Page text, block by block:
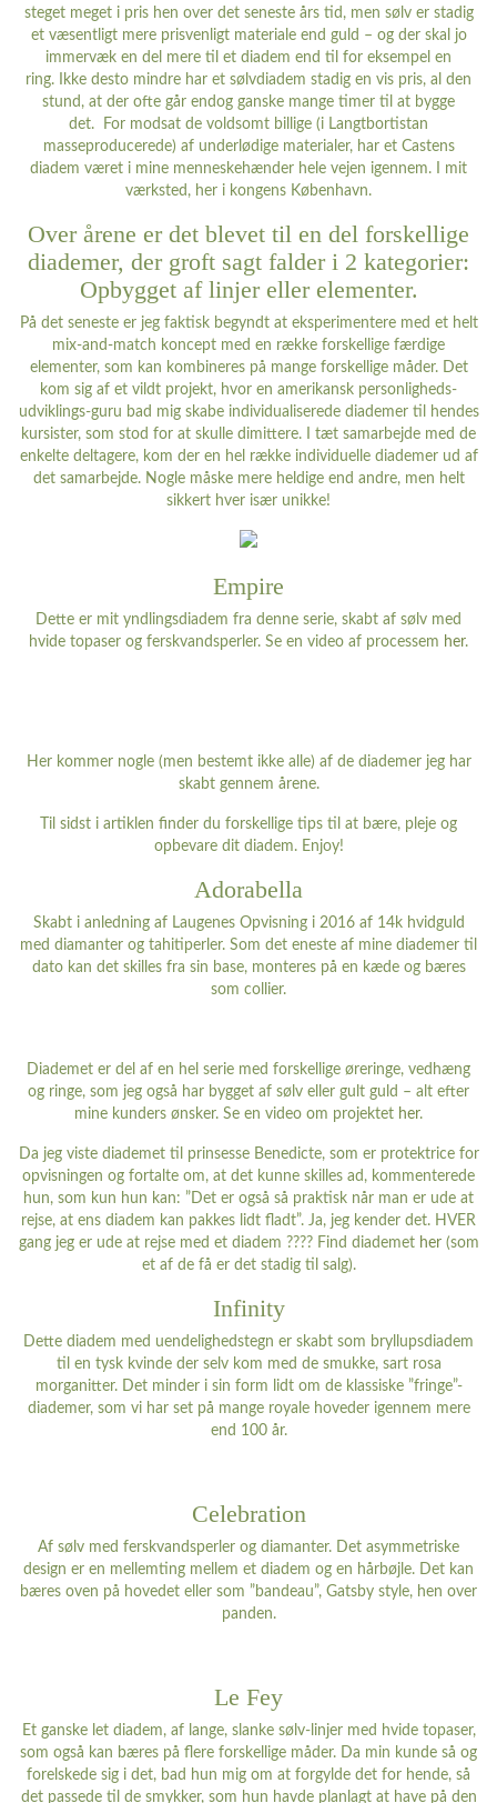
steget meget i pris hen over det seneste års tid, men sølv er stadig
et væsentligt mere prisvenligt materiale end guld – og der skal jo
immervæk en del mere til et diadem end til for eksempel en
ring. Ikke desto mindre har et sølvdiadem stadig en vis pris, al den
stund, at der ofte går endog ganske mange timer til at bygge
det. For modsat de voldsomt billige (i Langtbortistan
masseproducerede) af underlødige materialer, har et Castens
diadem været i mine menneskehænder hele vejen igennem. I mit
værksted, her i kongens København.
Over årene er det blevet til en del forskellige
diademer, der groft sagt falder i 2 kategorier:
Opbygget af linjer eller elementer.
På det seneste er jeg faktisk begyndt at eksperimentere med et helt
mix-and-match koncept med en række forskellige færdige
elementer, som kan kombineres på mange forskellige måder. Det
kom sig af et vildt projekt, hvor en amerikansk personligheds-
udviklings-guru bad mig skabe individualiserede diademer til hendes
kursister, som stod for at skulle dimittere. I tæt samarbejde med de
enkelte deltagere, kom der en hel række individuelle diademer ud af
det samarbejde. Nogle måske mere heldige end andre, men helt
sikkert hver især unikke!
Empire
Dette er mit yndlingsdiadem fra denne serie, skabt af sølv med
hvide topaser og ferskvandsperler. Se en video af processem her.
Her kommer nogle (men bestemt ikke alle) af de diademer jeg har
skabt gennem årene.
Til sidst i artiklen finder du forskellige tips til at bære, pleje og
opbevare dit diadem. Enjoy!
Adorabella
Skabt i anledning af Laugenes Opvisning i 2016 af 14k hvidguld
med diamanter og tahitiperler. Som det eneste af mine diademer til
dato kan det skilles fra sin base, monteres på en kæde og bæres
som collier.
Diademet er del af en hel serie med forskellige øreringe, vedhæng
og ringe, som jeg også har bygget af sølv eller gult guld – alt efter
mine kunders ønsker. Se en video om projektet her.
Da jeg viste diademet til prinsesse Benedicte, som er protektrice for
opvisningen og fortalte om, at det kunne skilles ad, kommenterede
hun, som kun hun kan: ”Det er også så praktisk når man er ude at
rejse, at ens diadem kan pakkes lidt fladt”. Ja, jeg kender det. HVER
gang jeg er ude at rejse med et diadem ???? Find diademet her (som
et af de få er det stadig til salg).
Infinity
Dette diadem med uendelighedstegn er skabt som bryllupsdiadem
til en tysk kvinde der selv kom med de smukke, sart rosa
morganitter. Det minder i sin form lidt om de klassiske ”fringe”-
diademer, som vi har set på mange royale hoveder igennem mere
end 100 år.
Celebration
Af sølv med ferskvandsperler og diamanter. Det asymmetriske
design er en mellemting mellem et diadem og en hårbøjle. Det kan
bæres oven på hovedet eller som ”bandeau”, Gatsby style, hen over
panden.
Le Fey
Et ganske let diadem, af lange, slanke sølv-linjer med hvide topaser,
som også kan bæres på flere forskellige måder. Da min kunde så og
forelskede sig i det, bad hun mig om at forgylde det for hende, så
det passede til de smykker, som hun havde planlagt at have på den